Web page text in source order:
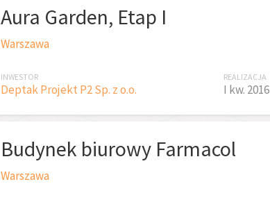
Aura Garden, Etap I
Warszawa
INWESTOR
Deptak Projekt P2 Sp. z o.o.
REALIZACJA
I kw. 2016
Budynek biurowy Farmacol
Warszawa